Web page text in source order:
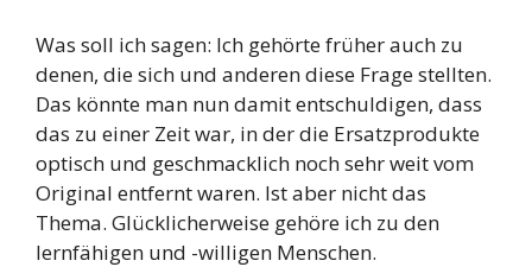
Was soll ich sagen: Ich gehörte früher auch zu
denen, die sich und anderen diese Frage stellten.
Das könnte man nun damit entschuldigen, dass
das zu einer Zeit war, in der die Ersatzprodukte
optisch und geschmacklich noch sehr weit vom
Original entfernt waren. Ist aber nicht das
Thema. Glücklicherweise gehöre ich zu den
lernfähigen und -willigen Menschen.